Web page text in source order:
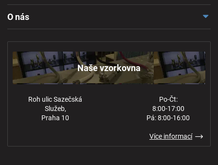
Ochrana osobních údajů
O nás
Naše vzorkovna
Roh ulic Sazečská
Služeb,
Praha 10
Po-Čt:
8:00-17:00
Pá: 8:00-16:00
Více informací